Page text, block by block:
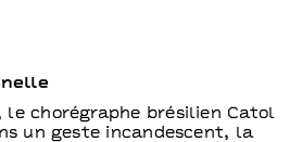
le chorégraphe brésilien Catol
un geste incandescent, la